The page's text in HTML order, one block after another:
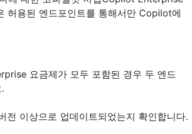
허용된 엔드포인트를 통해서만 Copilot에
요금제가 모두 포함된 경우 두 엔드
이상으로 업데이트되었는지 확인합니다.